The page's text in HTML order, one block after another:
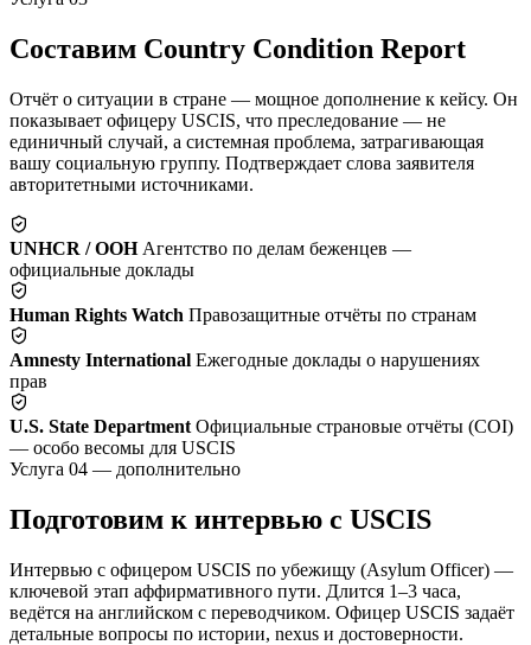
Составим Country Condition Report
Отчёт о ситуации в стране — мощное дополнение к кейсу. Он
показывает офицеру USCIS, что преследование — не
единичный случай, а системная проблема, затрагивающая
вашу социальную группу. Подтверждает слова заявителя
авторитетными источниками.
UNHCR / ООН Агентство по делам беженцев —
официальные доклады
Human Rights Watch Правозащитные отчёты по странам
Amnesty International Ежегодные доклады о нарушениях
прав
U.S. State Department Официальные страновые отчёты (COI)
— особо весомы для USCIS
Услуга 04 — дополнительно
Подготовим к интервью с USCIS
Интервью с офицером USCIS по убежищу (Asylum Officer) —
ключевой этап аффирмативного пути. Длится 1–3 часа,
ведётся на английском с переводчиком. Офицер USCIS задаёт
детальные вопросы по истории, nexus и достоверности.